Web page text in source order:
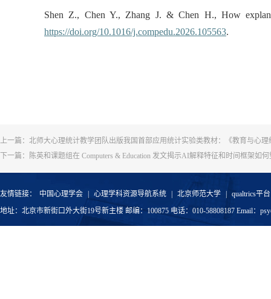
Shen Z., Chen Y., Zhang J. & Chen H., How
https://doi.org/10.1016/j.compedu.2026.105563.
上一篇： 北师大心理统计教学团队出版我国首部应用统计实验类教材：《教育与心
下一篇：
陈英和课题组在 Computers & Education 发文揭示AI解释特征和时间框架如
友情链接： 中国心理学会 心理学科资源导航系统 北京师范大学
qualtrics平台
地址：北京市新街口外大街19号新主楼 邮编：100875 电话：010-58808187 Email：